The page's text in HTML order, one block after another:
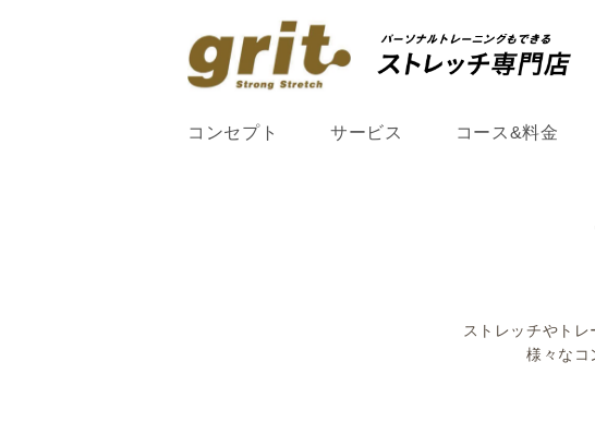
コンセプト サービス コース&料金
ストレッチやトレ
様々なコ